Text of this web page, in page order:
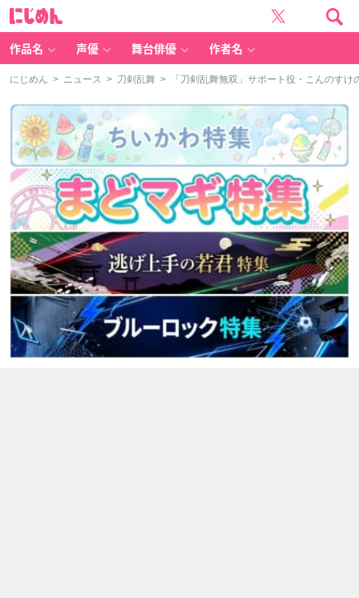
作品名 声優 舞台俳優 作者名
にじめん > ニュース > 刀剣乱舞 > 「刀剣乱舞無双」サポート役・こんのすけ